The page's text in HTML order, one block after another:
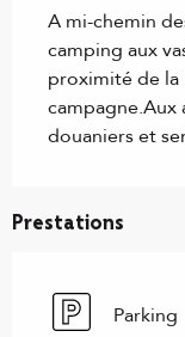
A mi-chemin
camping aux
proximité de la
campagne.Aux
douaniers et
Prestations
Parking